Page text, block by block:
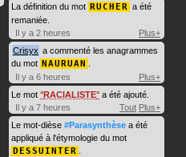
La définition du mot RUCHER a été
remaniée.
Il y a 2 heures
Plus+
Crisyx a commenté les anagrammes
du mot NAURUAN
Il y a 6 heures
Plus+
Le mot RACIALISTE a été ajouté.
Il y a 7 heures
Tout Plus+
Le mot-dièse #Parasynthèse a été
appliqué à l'étymologie du mot
DESSUINTER